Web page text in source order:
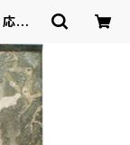
挙_
敷物 |
ョッ